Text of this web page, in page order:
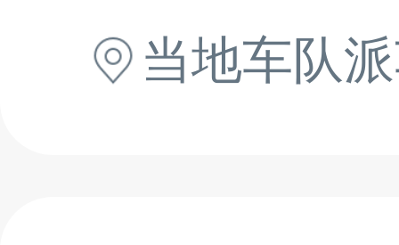
当地车队